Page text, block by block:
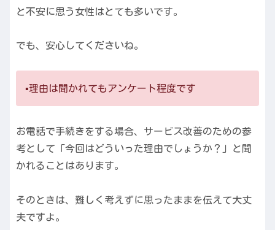
と不安に思う女性はとても多いです。
でも、安心してくださいね。
▪️理由は聞かれてもアンケート程度です
お電話で手続きをする場合、サービス改善のための参
考として「今回はどういった理由でしょうか？」と聞
かれることはあります。
そのときは、難しく考えずに思ったままを伝えて大丈
夫ですよ。